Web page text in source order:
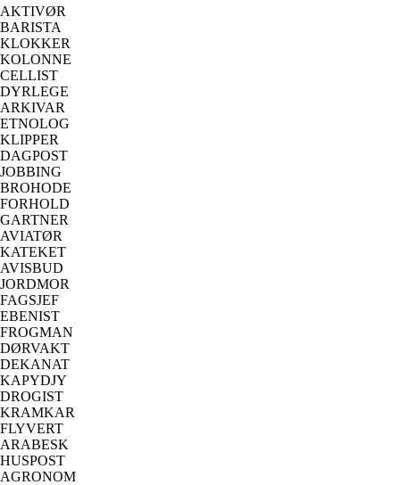
AKTIVØR
BARISTA
KLOKKER
KOLONNE
CELLIST
DYRLEGE
ARKIVAR
ETNOLOG
KLIPPER
DAGPOST
JOBBING
BROHODE
FORHOLD
GARTNER
AVIATØR
KATEKET
AVISBUD
JORDMOR
FAGSJEF
EBENIST
FROGMAN
DØRVAKT
DEKANAT
KAPYDJY
DROGIST
KRAMKAR
FLYVERT
ARABESK
HUSPOST
AGRONOM